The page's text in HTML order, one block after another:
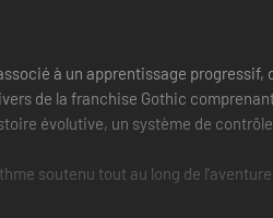
à un apprentissage
de la franchise Gothic
évolutive, un système de
soutenu tout au long de